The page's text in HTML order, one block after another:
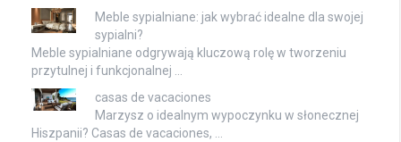
Meble sypialniane: jak wybrać idealne dla swojej
sypialni?
Meble sypialniane odgrywają kluczową rolę w tworzeniu
przytulnej i funkcjonalnej …
casas de vacaciones
Marzysz o idealnym wypoczynku w słonecznej
Hiszpanii? Casas de vacaciones, …